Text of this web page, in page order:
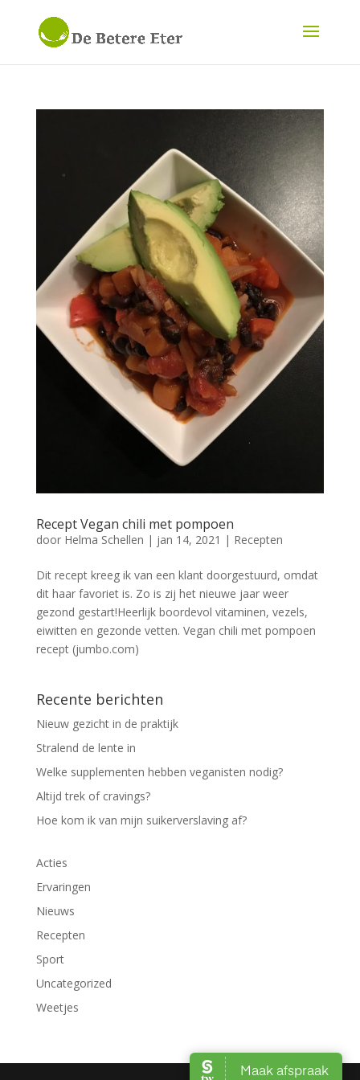
Recept Vegan chili met pompoen
door Helma Schellen | jan 14, 2021 | Recepten
Dit recept kreeg ik van een klant doorgestuurd, omdat
dit haar favoriet is. Zo is zij het nieuwe jaar weer
gezond gestart!Heerlijk boordevol vitaminen, vezels,
eiwitten en gezonde vetten. Vegan chili met pompoen
recept (jumbo.com)
Recente berichten
Nieuw gezicht in de praktijk
Stralend de lente in
Welke supplementen hebben veganisten nodig?
Altijd trek of cravings?
Hoe kom ik van mijn suikerverslaving af?
Acties
Ervaringen
Nieuws
Recepten
Sport
Uncategorized
Weetjes